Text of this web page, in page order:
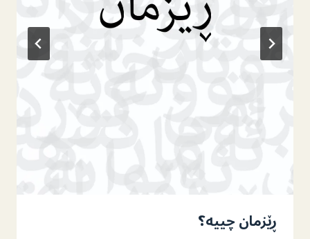
ڕێزمان چییە؟